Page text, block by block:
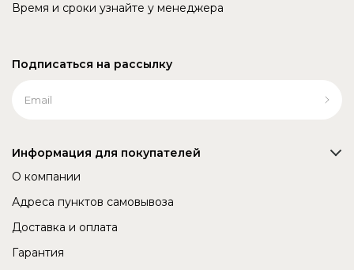
Время и сроки узнайте у менеджера
Подписаться на рассылку
Информация для покупателей
О компании
Адреса пунктов самовывоза
Доставка и оплата
Гарантия